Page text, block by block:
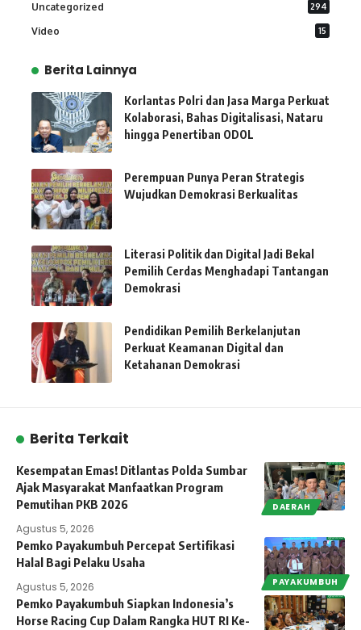
Uncategorized 294
Video 15
Berita Lainnya
Korlantas Polri dan Jasa Marga Perkuat
Kolaborasi, Bahas Digitalisasi, Nataru
hingga Penertiban ODOL
Perempuan Punya Peran Strategis
Wujudkan Demokrasi Berkualitas
Literasi Politik dan Digital Jadi Bekal
Pemilih Cerdas Menghadapi Tantangan
Demokrasi
Pendidikan Pemilih Berkelanjutan
Perkuat Keamanan Digital dan
Ketahanan Demokrasi
Berita Terkait
DAERAH
Kesempatan Emas! Ditlantas Polda Sumbar
Ajak Masyarakat Manfaatkan Program
Pemutihan PKB 2026
Agustus 5, 2026
PAYAKUMBUH
Pemko Payakumbuh Percepat Sertifikasi
Halal Bagi Pelaku Usaha
Agustus 5, 2026
Pemko Payakumbuh Siapkan Indonesia’s
Horse Racing Cup Dalam Rangka HUT RI Ke-